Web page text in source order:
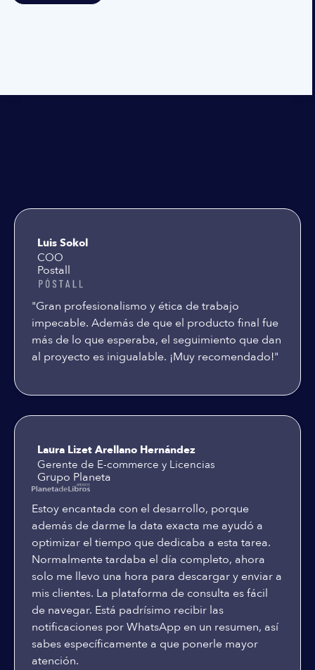
Luis Sokol
COO
Postall
"Gran profesionalismo y ética de trabajo
impecable. Además de que el producto final fue
más de lo que esperaba, el seguimiento que dan
al proyecto es inigualable. ¡Muy recomendado!"
Laura Lizet Arellano Hernández
Gerente de E-commerce y Licencias
Grupo Planeta
Estoy encantada con el desarrollo, porque
además de darme la data exacta me ayudó a
optimizar el tiempo que dedicaba a esta tarea.
Normalmente tardaba el día completo, ahora
solo me llevo una hora para descargar y enviar a
mis clientes. La plataforma de consulta es fácil
de navegar. Está padrísimo recibir las
notificaciones por WhatsApp en un resumen, así
sabes específicamente a que ponerle mayor
atención.